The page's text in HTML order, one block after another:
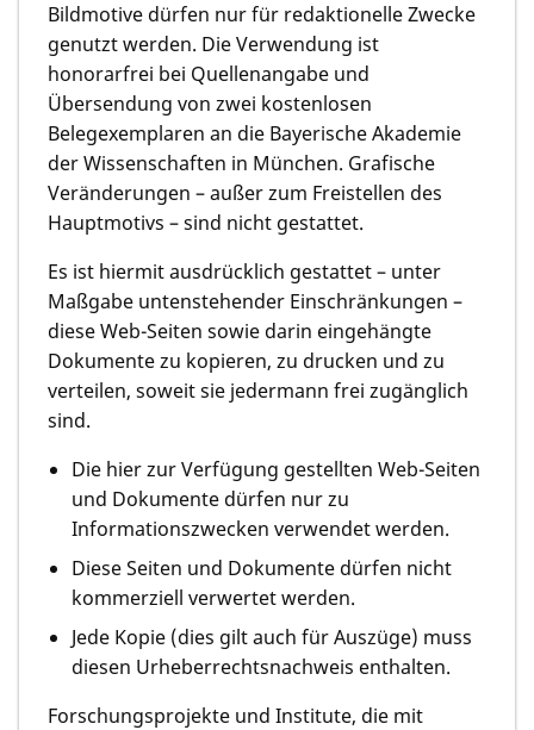
Bildmotive dürfen nur für redaktionelle Zwecke
genutzt werden. Die Verwendung ist
honorarfrei bei Quellenangabe und
Übersendung von zwei kostenlosen
Belegexemplaren an die Bayerische Akademie
der Wissenschaften in München. Grafische
Veränderungen – außer zum Freistellen des
Hauptmotivs – sind nicht gestattet.
Es ist hiermit ausdrücklich gestattet – unter
Maßgabe untenstehender Einschränkungen –
diese Web-Seiten sowie darin eingehängte
Dokumente zu kopieren, zu drucken und zu
verteilen, soweit sie jedermann frei zugänglich
sind.
Die hier zur Verfügung gestellten Web-Seiten
und Dokumente dürfen nur zu
Informationszwecken verwendet werden.
Diese Seiten und Dokumente dürfen nicht
kommerziell verwertet werden.
Jede Kopie (dies gilt auch für Auszüge) muss
diesen Urheberrechtsnachweis enthalten.
Forschungsprojekte und Institute, die mit